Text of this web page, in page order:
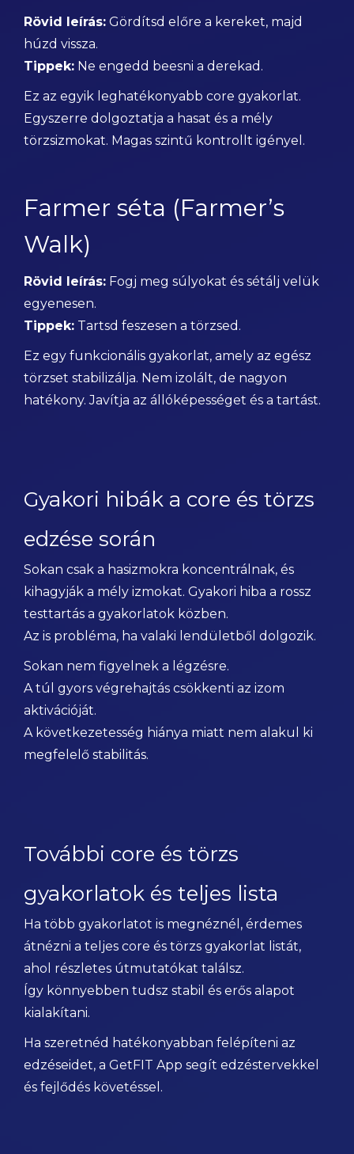
Rövid leírás: Gördítsd előre a kereket, majd
húzd vissza.
Tippek: Ne engedd beesni a derekad.
Ez az egyik leghatékonyabb core gyakorlat.
Egyszerre dolgoztatja a hasat és a mély
törzsizmokat. Magas szintű kontrollt igényel.
Farmer séta (Farmer’s
Walk)
Rövid leírás: Fogj meg súlyokat és sétálj velük
egyenesen.
Tippek: Tartsd feszesen a törzsed.
Ez egy funkcionális gyakorlat, amely az egész
törzset stabilizálja. Nem izolált, de nagyon
hatékony. Javítja az állóképességet és a tartást.
Gyakori hibák a core és törzs
edzése során
Sokan csak a hasizmokra koncentrálnak, és
kihagyják a mély izmokat. Gyakori hiba a rossz
testtartás a gyakorlatok közben.
Az is probléma, ha valaki lendületből dolgozik.
Sokan nem figyelnek a légzésre.
A túl gyors végrehajtás csökkenti az izom
aktivációját.
A következetesség hiánya miatt nem alakul ki
megfelelő stabilitás.
További core és törzs
gyakorlatok és teljes lista
Ha több gyakorlatot is megnéznél, érdemes
átnézni a teljes core és törzs gyakorlat listát,
ahol részletes útmutatókat találsz.
Így könnyebben tudsz stabil és erős alapot
kialakítani.
Ha szeretnéd hatékonyabban felépíteni az
edzéseidet, a GetFIT App segít edzéstervekkel
és fejlődés követéssel.